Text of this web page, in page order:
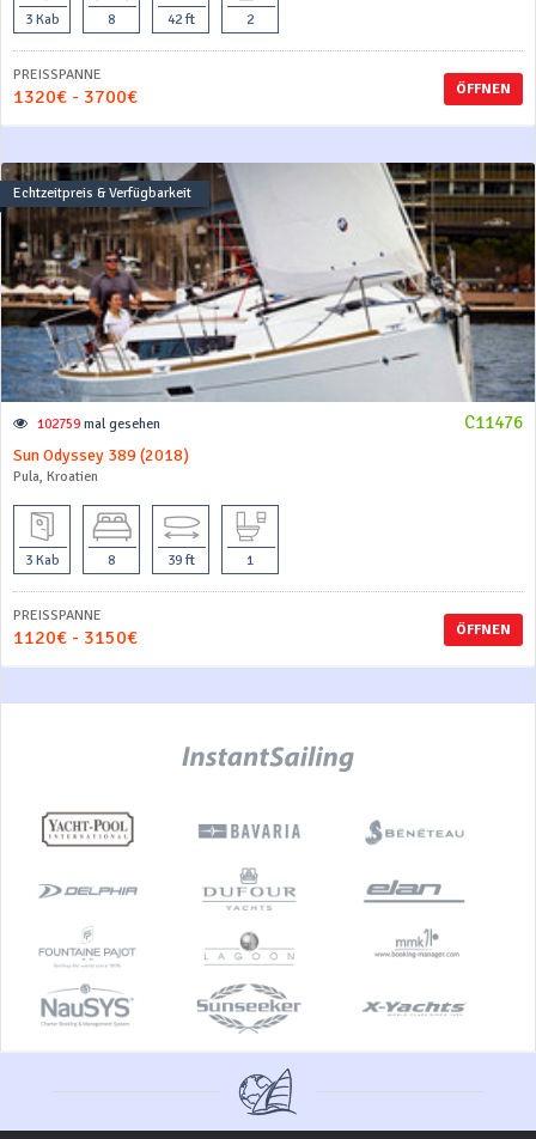
3 Kab 8 42 ft 2
ÖFFNEN
PREISSPANNE
1320€ - 3700€
Echtzeitpreis & Verfügbarkeit
C11476
102759 mal gesehen
Sun Odyssey 389 (2018)
Pula, Kroatien
3 Kab 8 39 ft 1
ÖFFNEN
PREISSPANNE
1120€ - 3150€